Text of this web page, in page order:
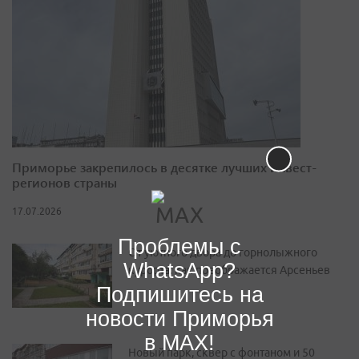
Приморье закрепилось в десятке лучших инвест-
регионов страны
17.07.2026
От уютного двора до горнолыжного
курорта: как преображается Арсеньев
Новый парк, сквер с фонтаном и 50
Проблемы с
WhatsApp?
Подпишитесь на
новости Приморья
в MAX!